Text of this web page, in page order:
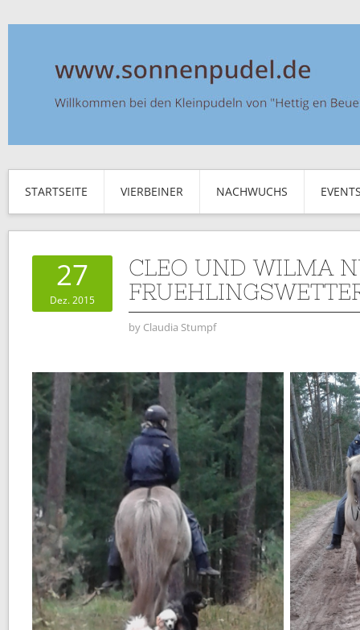
STARTSEITE VIERBEINER NACHWUCHS
27
Dez. 2015
CLEO UND WILMA
by Claudia Stumpf